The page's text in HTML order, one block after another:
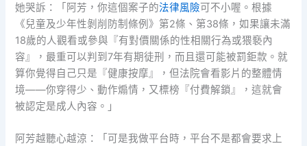
她哭訴：「阿芳，你這個案子的法律風險可不小喔。根據
《兒童及少年性剝削防制條例》第2條、第38條，如果讓未滿
18歲的人觀看或參與『有對價關係的性相關行為或猥褻內
容』，最重可以判到7年有期徒刑，而且還可能被罰鉅款。就
算你覺得自己只是『健康按摩』，但法院會看影片的整體情
境——你穿得少、動作煽情，又標榜『付費解鎖』，這就會
被認定是成人內容。」
阿芳越聽心越涼：「可是我做平台時，平台不是都會要求上